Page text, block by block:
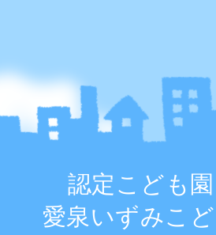
認定こども
愛泉いずみこ